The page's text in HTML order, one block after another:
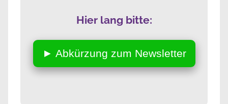
Hier lang bitte:
► Abkürzung zum Newsletter